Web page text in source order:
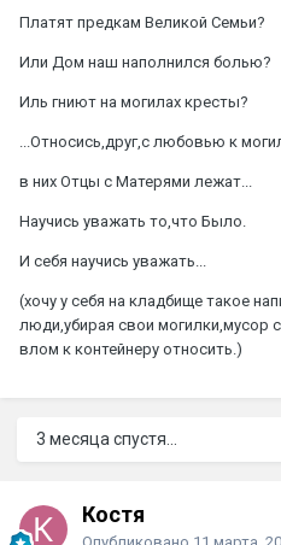
Платят предкам Великой Семьи?
Или Дом наш наполнился болью?
Иль гниют на могилах кресты?
...Относись,друг,с любовью к
в них Отцы с Матерями лежат...
Научись уважать то,что Было.
И себя научись уважать...
(хочу у себя на кладбище такое
люди,убирая свои могилки,мусор
влом к контейнеру относить.)
3 месяца спустя...
Костя